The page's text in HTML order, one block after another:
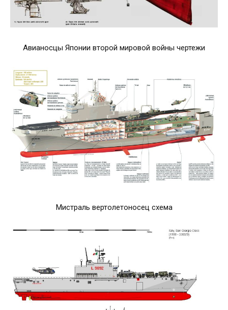
Авианосцы Японии второй мировой войны чертежи
Мистраль вертолетоносец схема